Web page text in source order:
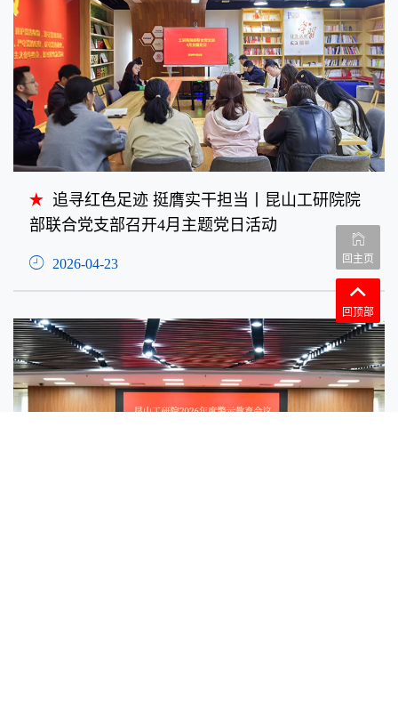
追寻红色足迹 挺膺实干担当丨昆山工研院院
部联合党支部召开4月主题党日活动
2026-04-23 回主页
回顶部